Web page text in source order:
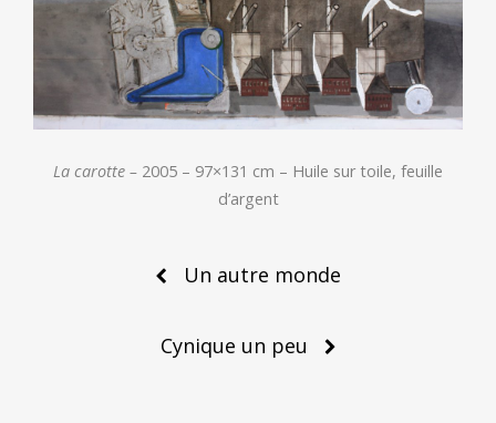
La carotte – 2005 – 97×131 cm – Huile sur toile, feuille
d’argent
Un autre monde
Cynique un peu